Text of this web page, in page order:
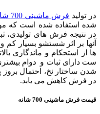
در تولید فرش ماشینی 700 شانه
شده استفاده شده است که
در نتیجه فرش های تولیدی،
آنها بر اثر شستشو بسیار کم
ها از استحکام و ماندگاری
ست دارای ثبات و دوام
شدن ساختار نخ، احتمال
در فرش کاهش می یابد.
قیمت فرش ماشینی 700 شانه